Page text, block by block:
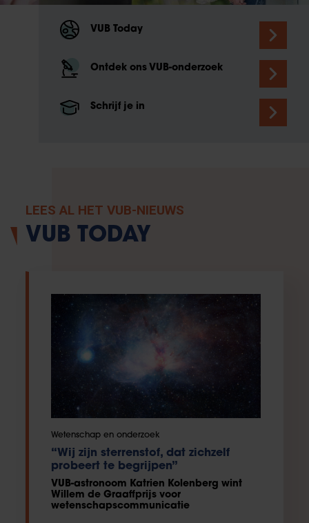
VUB Today
Ontdek ons VUB-onderzoek
Schrijf je in
LEES AL HET VUB-NIEUWS
VUB TODAY
Wetenschap en onderzoek
“Wij zijn sterrenstof, dat zichzelf
probeert te begrijpen”
VUB-astronoom Katrien Kolenberg wint
Willem de Graaffprijs voor
wetenschapscommunicatie